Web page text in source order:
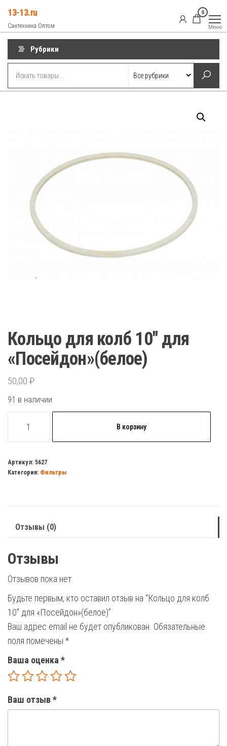
содержимому
13-13.ru
Сантехника Оптом
0
Меню
Рубрики
Кольцо для колб 10″ для
«Посейдон»(белое)
50,00 ₽
91 в наличии
товара
для
колб
(белое)
В корзину
Артикул: 5627
Категория: Фильтры
Отзывы (0)
Отзывы
Отзывов пока нет.
Будьте первым, кто оставил отзыв на “Кольцо для колб
10″ для «Посейдон»(белое)”
Ваш адрес email не будет опубликован. Обязательные
поля помечены *
Ваша оценка *
Ваш отзыв*